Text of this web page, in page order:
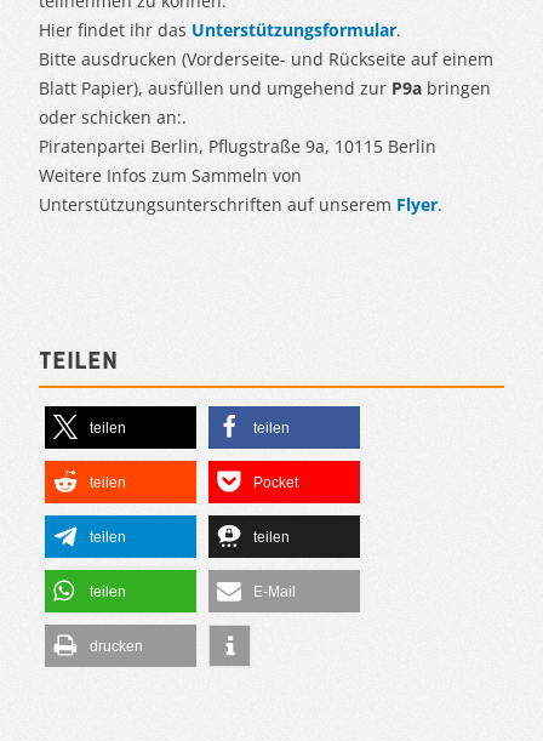
Hier findet ihr das Unterstützungsformular.
Bitte ausdrucken (Vorderseite- und Rückseite auf einem
Blatt Papier), ausfüllen und umgehend zur P9a bringen
oder schicken an:.
Piratenpartei Berlin, Pflugstraße 9a, 10115 Berlin
Weitere Infos zum Sammeln von
Unterstützungsunterschriften auf unserem Flyer.
Teilen
teilen teilen
teilen Pocket
teilen teilen
teilen E-Mail
drucken